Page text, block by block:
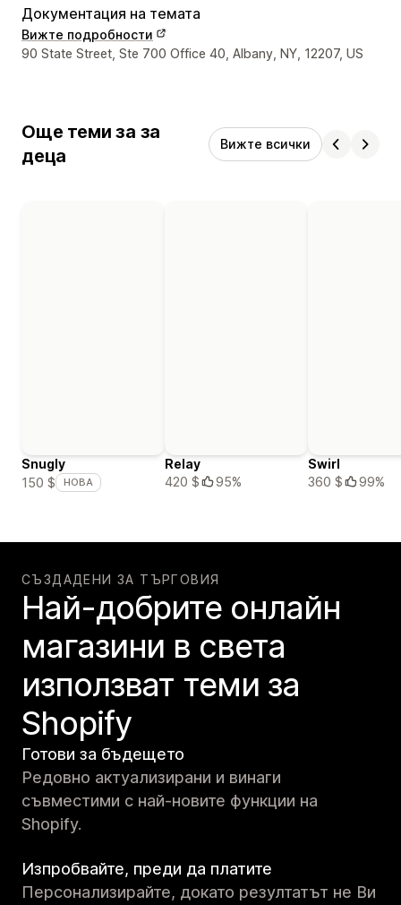
Документация на темата
Вижте подробности
Данни за връзка с дизайнера
90 State Street, Ste 700 Office 40, Albany, NY, 12207, US
Още теми за за
деца
Вижте всички
Snugly
150 $
НОВА
Relay
420 $
95%
Swirl
360 $
99%
СЪЗДАДЕНИ ЗА ТЪРГОВИЯ
Най-добрите онлайн
магазини в света
използват теми за
Shopify
Готови за бъдещето
Редовно актуализирани и винаги
съвместими с най-новите функции на
Shopify.
Изпробвайте, преди да платите
Персонализирайте, докато резултатът не Ви